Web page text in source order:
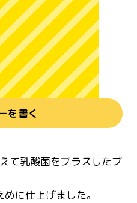
を書く
て乳酸菌をプラスしたブ
に仕上げました。